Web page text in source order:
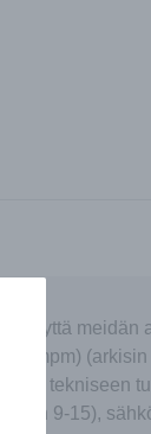
yhteyttä
mpm)
tai tekniseen
9-15),